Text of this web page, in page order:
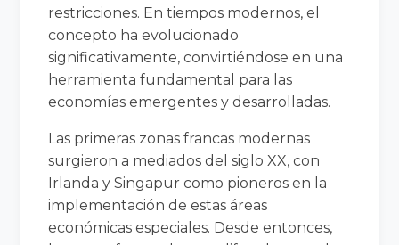
restricciones. En tiempos modernos, el
concepto ha evolucionado
significativamente, convirtiéndose en una
herramienta fundamental para las
economías emergentes y desarrolladas.
Las primeras zonas francas modernas
surgieron a mediados del siglo XX, con
Irlanda y Singapur como pioneros en la
implementación de estas áreas
económicas especiales. Desde entonces,